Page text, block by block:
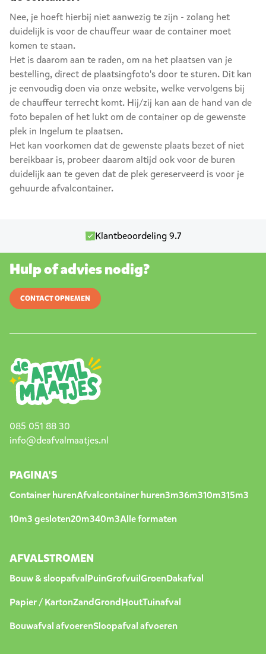
Nee, je hoeft hierbij niet aanwezig te zijn - zolang het
duidelijk is voor de chauffeur waar de container moet
komen te staan.
Het is daarom aan te raden, om na het plaatsen van je
bestelling, direct de plaatsingfoto's door te sturen. Dit kan
je eenvoudig doen via onze website, welke vervolgens bij
de chauffeur terrecht komt. Hij/zij kan aan de hand van de
foto bepalen of het lukt om de container op de gewenste
plek in Ingelum te plaatsen.
Het kan voorkomen dat de gewenste plaats bezet of niet
bereikbaar is, probeer daarom altijd ook voor de buren
duidelijk aan te geven dat de plek gereserveerd is voor je
gehuurde afvalcontainer.
Klantbeoordeling 9.7
Hulp of advies nodig?
CONTACT OPNEMEN
085 051 88 30
info@deafvalmaatjes.nl
PAGINA'S
Container hurenAfvalcontainer huren3m36m310m315m3
10m3 gesloten20m340m3Alle formaten
AFVALSTROMEN
Bouw & sloopafvalPuinGrofvuilGroenDakafval
Papier / KartonZandGrondHoutTuinafval
Bouwafval afvoerenSloopafval afvoeren